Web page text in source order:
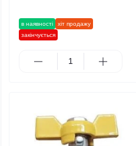
в наявності
хіт продажу
закінчується